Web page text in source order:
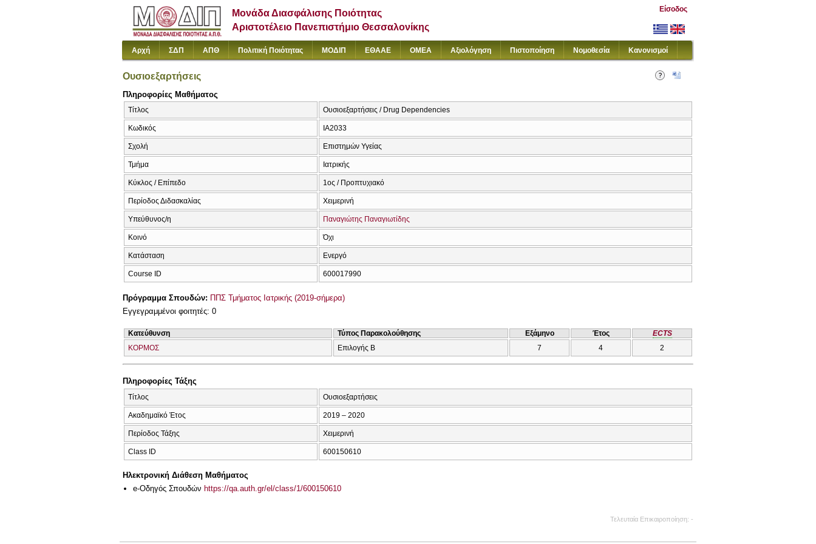
Μονάδα Διασφάλισης Ποιότητας
Αριστοτέλειο Πανεπιστήμιο Θεσσαλονίκης
Είσοδος
Αρχή ΣΔΠ ΑΠΘ Πολιτική Ποιότητας ΜΟΔΙΠ ΕΘΑΑΕ ΟΜΕΑ Αξιολόγηση Πιστοποίηση Νομοθεσία Κανονισμοί
Ουσιοεξαρτήσεις
Πληροφορίες Μαθήματος
Τίτλος Ουσιοεξαρτήσεις / Drug Dependencies
Κωδικός ΙΑ2033
Σχολή Επιστημών Υγείας
Τμήμα Ιατρικής
Κύκλος / Επίπεδο 1ος / Προπτυχιακό
Περίοδος Διδασκαλίας Χειμερινή
Υπεύθυνος/η Παναγιώτης Παναγιωτίδης
Κοινό Όχι
Κατάσταση Ενεργό
Course ID 600017990
Πρόγραμμα Σπουδών: ΠΠΣ Τμήματος Ιατρικής (2019-σήμερα)
Εγγεγραμμένοι φοιτητές: 0
Κατεύθυνση Τύπος Παρακολούθησης Εξάμηνο Έτος
ECTS
ΚΟΡΜΟΣ
Επιλογής Β 7 4 2
Πληροφορίες Τάξης
Τίτλος Ουσιοεξαρτήσεις
Ακαδημαϊκό Έτος 2019 – 2020
Περίοδος Τάξης Χειμερινή
Class ID 600150610
Ηλεκτρονική Διάθεση Μαθήματος
e-Οδηγός Σπουδών https://qa.auth.gr/el/class/1/600150610
Τελευταία Επικαιροποίηση -